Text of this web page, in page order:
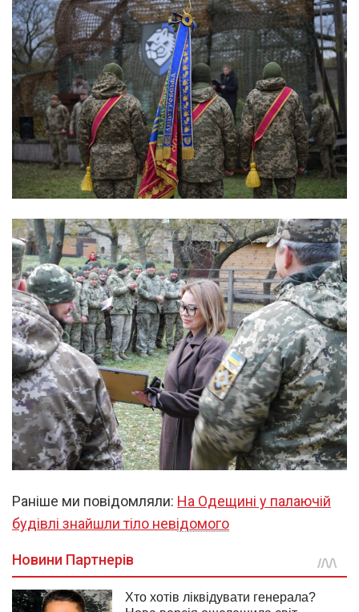
Раніше ми повідомляли: На Одещині у палаючій
будівлі знайшли тіло невідомого